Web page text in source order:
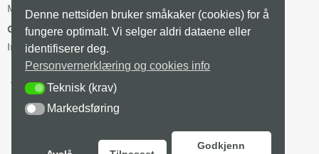
Maks 100 eksemplarer av hvert bilde, trykket på bestilling.
Gratis frakt i Norge
Ingen minstepris. Produksjonstid 3-8 arb dager + levering.
Denne nettsiden bruker småkaker (cookies) for å
fungere optimalt. Vi selger aldri dataene eller
identifiserer deg.
Personvernerklæring og cookies info
TEKNISK (KRAV)
Teknisk (krav)
MARKEDSFØRING
Markedsføring
Godkjenn